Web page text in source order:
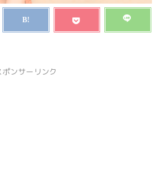
ポンサーリンク